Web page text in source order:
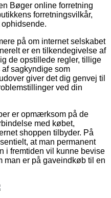
Bøger online forretning
forretningsvilkår,
på om internet selskabet
er en tilkendegivelse af
de opstillede regler, tillige
sagkyndige som
giver det dig genvej til
ved din
er opmærksom på de
med købet,
shoppen tilbyder. På
at man permanent
i fremtiden vil kunne bevise
man er på gaveindkøb til en